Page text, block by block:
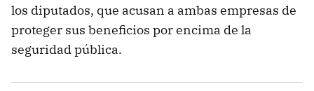
los diputados, que acusan a ambas empresas de
proteger sus beneficios por encima de la
seguridad pública.